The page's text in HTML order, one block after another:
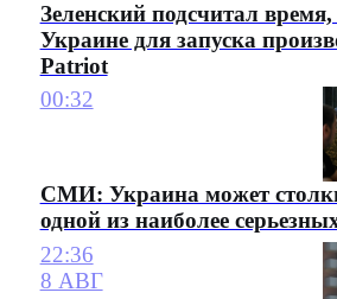
Зеленский подсчитал
Украине для запуска
Patriot
00:32
СМИ: Украина может
одной из наиболее
22:36
8 АВГ